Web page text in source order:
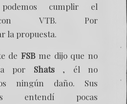
cumplir el
VTB. Por
la propuesta.
deFSBme dijo que no
por Shats, él no
ningún daño. Sus
entendí pocas